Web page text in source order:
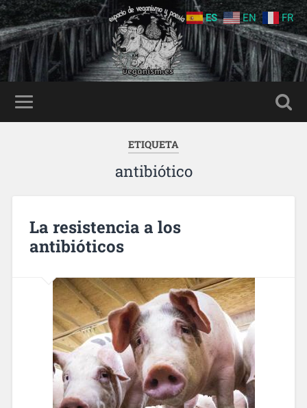
ETIQUETA
antibiótico
La resistencia a los
antibióticos
ES EN FR